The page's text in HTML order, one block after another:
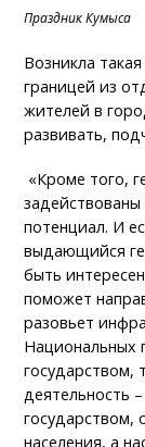
Праздник Кумыса
Возникла
границей из
жителей в
развивать,
«Кроме того,
задействованы
потенциал. И
выдающийся
быть
поможет
разовьет
Национальных
государством,
деятельность
государством,
населения, а